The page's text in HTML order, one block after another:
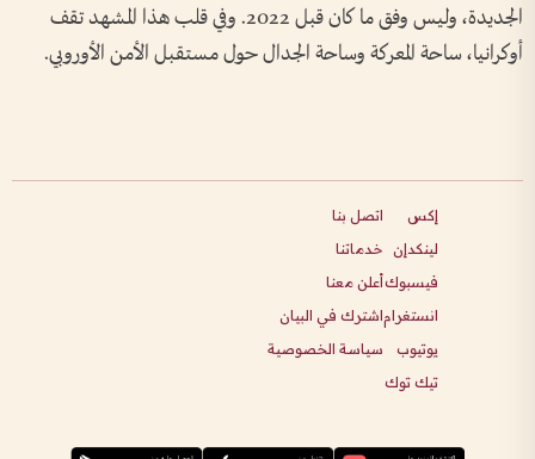
الجديدة، وليس وفق ما كان قبل 2022. وفي قلب هذا المشهد تقف
أوكرانيا، ساحة المعركة وساحة الجدال حول مستقبل الأمن الأوروبي.
إكس
لينكدإن
فيسبوك
انستغرام
يوتيوب
تيك توك
اتصل بنا
خدماتنا
أعلن معنا
اشترك في البيان
سياسة الخصوصية